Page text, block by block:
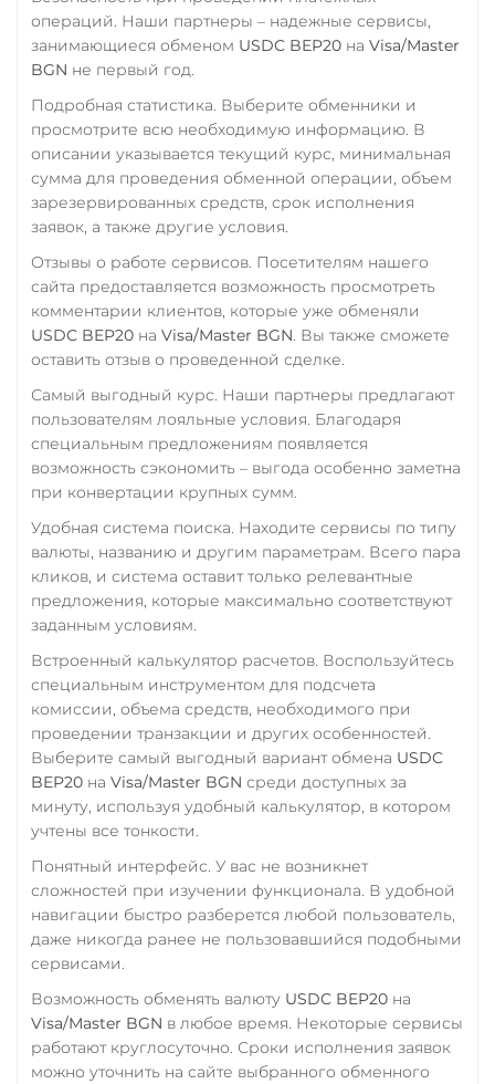
SOL
Polygon
CRONOS
ARB
OP
Utopia USD (UUSD)
VeChain (VET)
Verge (XVG)
Wrapped Bitcoin (WBTC)
ERC20 AVAXC
Wrapped Ethereum
ERC20 AVAXC
BASE
CRO
RONIN
Yearn.finance (YFI)
UAH RUB USD
CNY
CASH-IN RUB
QR RUB
УкрСиббанк UAH
Центр Кредит KZT
Элкарт KGS
операций. Наши партнеры – надежные сервисы,
занимающиеся обменом USDC BEP20 на Visa/Master
BGN не первый год.
Подробная статистика. Выберите обменники и
просмотрите всю необходимую информацию. В
описании указывается текущий курс, минимальная
сумма для проведения обменной операции, объем
зарезервированных средств, срок исполнения
заявок, а также другие условия.
Отзывы о работе сервисов. Посетителям нашего
сайта предоставляется возможность просмотреть
комментарии клиентов, которые уже обменяли
USDC BEP20 на Visa/Master BGN. Вы также сможете
оставить отзыв о проведенной сделке.
Самый выгодный курс. Наши партнеры предлагают
пользователям лояльные условия. Благодаря
специальным предложениям появляется
возможность сэкономить – выгода особенно заметна
при конвертации крупных сумм.
Удобная система поиска. Находите сервисы по типу
валюты, названию и другим параметрам. Всего пара
кликов, и система оставит только релевантные
предложения, которые максимально соответствуют
заданным условиям.
Встроенный калькулятор расчетов. Воспользуйтесь
специальным инструментом для подсчета
комиссии, объема средств, необходимого при
проведении транзакции и других особенностей.
Выберите самый выгодный вариант обмена USDC
BEP20 на Visa/Master BGN среди доступных за
минуту, используя удобный калькулятор, в котором
учтены все тонкости.
Понятный интерфейс. У вас не возникнет
сложностей при изучении функционала. В удобной
навигации быстро разберется любой пользователь,
даже никогда ранее не пользовавшийся подобными
сервисами.
Возможность обменять валюту USDC BEP20 на
Visa/Master BGN в любое время. Некоторые сервисы
работают круглосуточно. Сроки исполнения заявок
можно уточнить на сайте выбранного обменного